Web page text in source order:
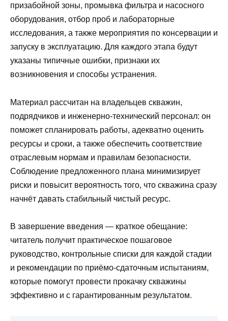
призабойной зоны, промывка фильтра и насосного
оборудования, отбор проб и лабораторные
исследования, а также мероприятия по консервации и
запуску в эксплуатацию. Для каждого этапа будут
указаны типичные ошибки, признаки их
возникновения и способы устранения.
Материал рассчитан на владельцев скважин,
подрядчиков и инженерно-технический персонал: он
поможет спланировать работы, адекватно оценить
ресурсы и сроки, а также обеспечить соответствие
отраслевым нормам и правилам безопасности.
Соблюдение предложенного плана минимизирует
риски и повысит вероятность того, что скважина сразу
начнёт давать стабильный чистый ресурс.
В завершение введения — краткое обещание:
читатель получит практическое пошаговое
руководство, контрольные списки для каждой стадии
и рекомендации по приёмо-сдаточным испытаниям,
которые помогут провести прокачку скважины
эффективно и с гарантированным результатом.